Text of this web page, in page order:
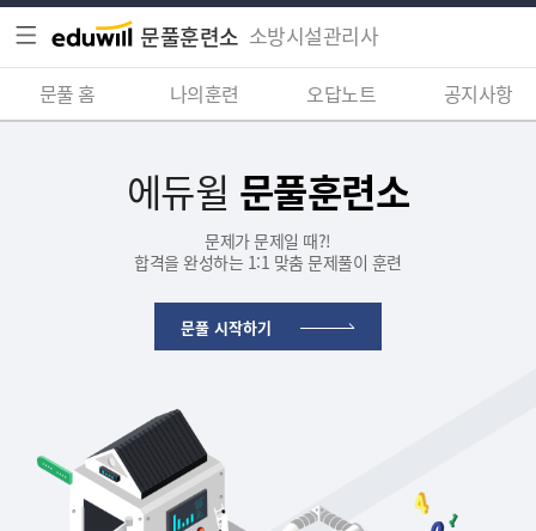
문풀훈련소 소방시설관리사
문풀 홈 나의훈련 오답노트 공지사항
에듀윌 문풀훈련소
문제가 문제일 때?!
합격을 완성하는 1:1 맞춤 문제풀이 훈련
문풀 시작하기